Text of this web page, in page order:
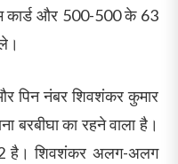
कार्ड और 500-500 के 63
और पिन नंबर शिवशंकर कुमार
बरबीघा का रहने वाला है।
है। शिवशंकर अलग-अलग